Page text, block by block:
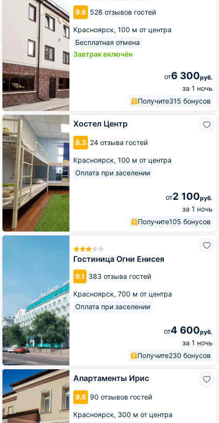
9.6 528 отзывов гостей
Красноярск, 100 м от центра
Бесплатная отмена
Завтрак включён
от6 300руб.
за 1 ночь
Получите315 бонусов
Хостел Центр
8.3 24 отзыва гостей
Красноярск, 100 м от центра
Оплата при заселении
от2 100руб.
за 1 ночь
Получите105 бонусов
Хостел
Центр
Гостиница Огни Енисея
9.1 383 отзыва гостей
Красноярск, 700 м от центра
Оплата при заселении
от4 600руб.
за 1 ночь
Получите230 бонусов
Гостиница
Апартаменты Ирис
9.6 90 отзывов гостей
Красноярск, 300 м от центра
Апартаменты
Ирис